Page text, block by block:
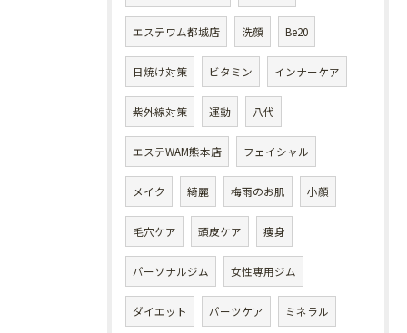
エステワム都城店 洗顔 Be20
日焼け対策 ビタミン インナーケア
紫外線対策 運動 八代
エステWAM熊本店 フェイシャル
メイク 綺麗 梅雨のお肌 小顔
毛穴ケア 頭皮ケア 痩身
パーソナルジム 女性専用ジム
ダイエット パーツケア ミネラル